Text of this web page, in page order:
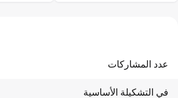
عدد المشاركات
في التشكيلة الأساسية